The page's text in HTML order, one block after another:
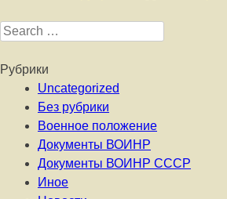
Search for:
Рубрики
Uncategorized
Без рубрики
Военное положение
Документы ВОИНР
Документы ВОИНР СССР
Иное